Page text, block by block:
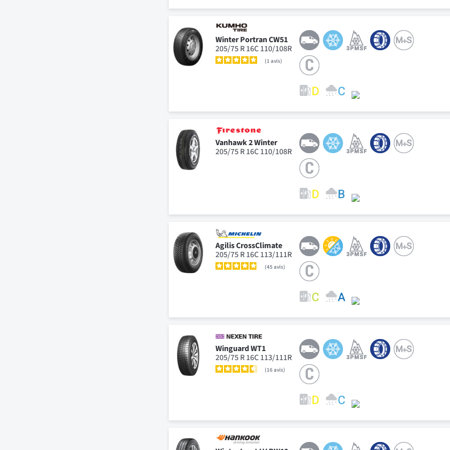
Winter Portran CW51
205/75 R 16C 110/108R
1avis
Vanhawk 2 Winter
205/75 R 16C 110/108R
Agilis CrossClimate
205/75 R 16C 113/111R
45avis
Winguard WT1
205/75 R 16C 113/111R
16avis